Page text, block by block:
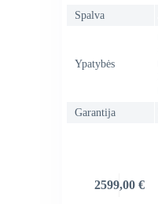
Spalva
Ypatybės
Garantija
2599,00 €